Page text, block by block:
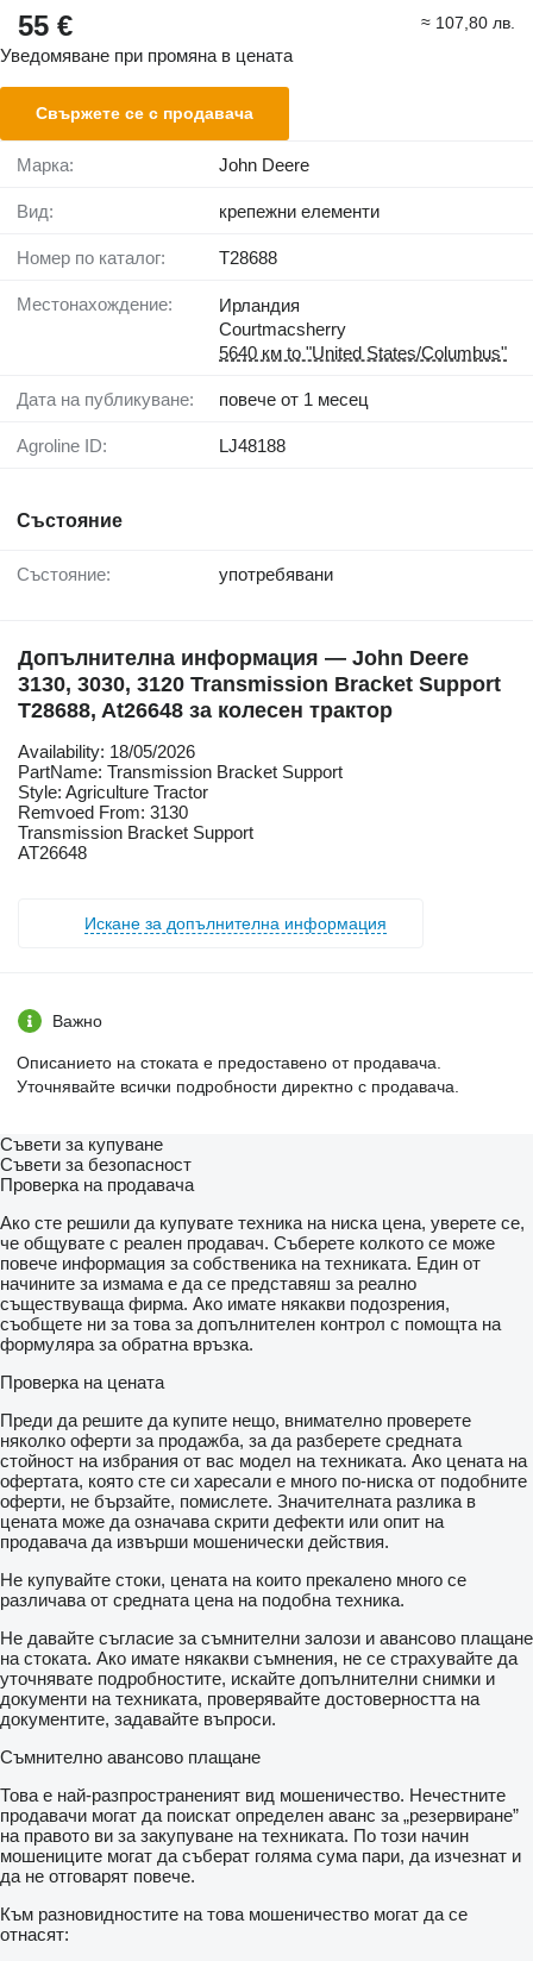
55 € ≈ 107,80 лв.
Уведомяване при промяна в цената
Свържете се с продавача
Марка: John Deere
Вид: крепежни елементи
Номер по каталог: T28688
Местонахождение:
Ирландия
Courtmacsherry
5640 км to "United States/Columbus"
Дата на публикуване: повече от 1 месец
Agroline ID: LJ48188
Състояние
Състояние: употребявани
Допълнителна информация — John Deere
3130, 3030, 3120 Transmission Bracket Support
T28688, At26648 за колесен трактор
Availability: 18/05/2026
PartName: Transmission Bracket Support
Style: Agriculture Tractor
Remvoed From: 3130
Transmission Bracket Support
AT26648
Искане за допълнителна информация
Важно
Описанието на стоката е предоставено от продавача.
Уточнявайте всички подробности директно с продавача.
Съвети за купуване
Съвети за безопасност
Проверка на продавача
Ако сте решили да купувате техника на ниска цена, уверете се,
че общувате с реален продавач. Съберете колкото се може
повече информация за собственика на техниката. Един от
начините за измама е да се представяш за реално
съществуваща фирма. Ако имате някакви подозрения,
съобщете ни за това за допълнителен контрол с помощта на
формуляра за обратна връзка.
Проверка на цената
Преди да решите да купите нещо, внимателно проверете
няколко оферти за продажба, за да разберете средната
стойност на избрания от вас модел на техниката. Ако цената на
офертата, която сте си харесали е много по-ниска от подобните
оферти, не бързайте, помислете. Значителната разлика в
цената може да означава скрити дефекти или опит на
продавача да извърши мошенически действия.
Не купувайте стоки, цената на които прекалено много се
различава от средната цена на подобна техника.
Не давайте съгласие за съмнителни залози и авансово плащане
на стоката. Ако имате някакви съмнения, не се страхувайте да
уточнявате подробностите, искайте допълнителни снимки и
документи на техниката, проверявайте достоверността на
документите, задавайте въпроси.
Съмнително авансово плащане
Това е най-разпространеният вид мошеничество. Нечестните
продавачи могат да поискат определен аванс за „резервиране”
на правото ви за закупуване на техниката. По този начин
мошениците могат да съберат голяма сума пари, да изчезнат и
да не отговарят повече.
Към разновидностите на това мошеничество могат да се
отнасят: